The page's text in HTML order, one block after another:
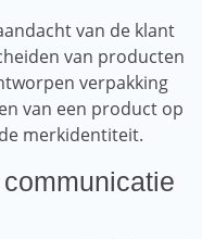
van de klant
van producten
verpakking
van een product op
merkidentiteit.